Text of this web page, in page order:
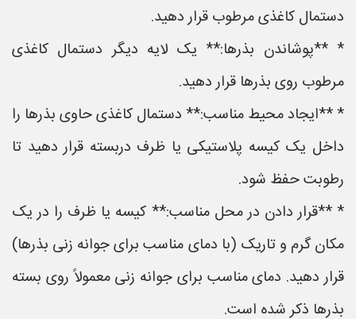
دستمال کاغذی مرطوب قرار دهید.
* **پوشاندن بذرها:** یک لایه دیگر دستمال کاغذی
مرطوب روی بذرها قرار دهید.
* **ایجاد محیط مناسب:** دستمال کاغذی حاوی بذرها را
داخل یک کیسه پلاستیکی یا ظرف دربسته قرار دهید تا
رطوبت حفظ شود.
* **قرار دادن در محل مناسب:** کیسه یا ظرف را در یک
مکان گرم و تاریک (با دمای مناسب برای جوانه زنی بذرها)
قرار دهید. دمای مناسب برای جوانه زنی معمولاً روی بسته
بذرها ذکر شده است.